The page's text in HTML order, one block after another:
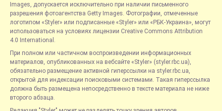
Images, допускается исключительно при наличии письменного
разрешения фотоагентства Getty Images. Фотографии, отмеченные
логотипом «Styler» или подписанные «Styler» или «РБК-Украина», могут
использоваться на условиях лицензии Creative Commons Attribution
4.0 International.
При полном или частичном воспроизведении информационных
материалов, опубликованных на вебсайте «Styler» (styler.rbc.ua),
обязательно размещение активной гиперссылки на styler.rbc.ua,
открытой для индексации поисковыми системами. Такая гиперссылка
должна быть размещена непосредственно в тексте материала не ниже
второго абзаца.